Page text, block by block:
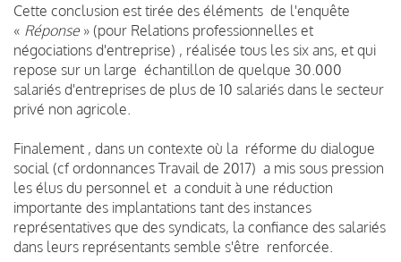
Cette conclusion est tirée des éléments de l'enquête
« Réponse » (pour Relations professionnelles et
négociations d'entreprise) , réalisée tous les six ans, et qui
repose sur un large échantillon de quelque 30.000
salariés d'entreprises de plus de 10 salariés dans le secteur
privé non agricole.
Finalement , dans un contexte où la réforme du dialogue
social (cf ordonnances Travail de 2017) a mis sous pression
les élus du personnel et a conduit à une réduction
importante des implantations tant des instances
représentatives que des syndicats, la confiance des salariés
dans leurs représentants semble s'être renforcée.